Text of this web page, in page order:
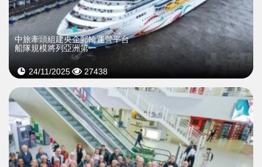
中旅牽頭組建央企郵輪運營平台
船隊規模將列亞洲第一
24/11/2025 27438